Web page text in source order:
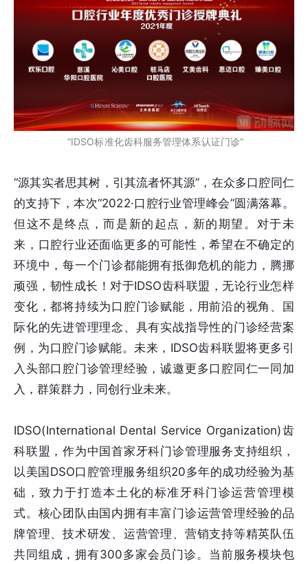
“IDSO标准化齿科服务管理体系认证门诊”
“源其实者思其树，引其流者怀其源”，在众多口腔同仁
的支持下，本次“2022·口腔行业管理峰会”圆满落幕。
但这不是终点，而是新的起点，新的期望。对于未
来，口腔行业还面临更多的可能性，希望在不确定的
环境中，每一个门诊都能拥有抵御危机的能力，腾挪
顽强，韧性成长！对于IDSO齿科联盟，无论行业怎样
变化，都将持续为口腔门诊赋能，用前沿的视角、国
际化的先进管理理念、具有实战指导性的门诊经营案
例，为口腔门诊赋能。未来，IDSO齿科联盟将更多引
入头部口腔门诊管理经验，诚邀更多口腔同仁一同加
入，群策群力，同创行业未来。
IDSO(International Dental Service Organization)齿
科联盟，作为中国首家牙科门诊管理服务支持组织，
以美国DSO口腔管理服务组织20多年的成功经验为基
础，致力于打造本土化的标准牙科门诊运营管理模
式。核心团队由国内拥有丰富门诊运营管理经验的品
牌管理、技术研发、运营管理、营销支持等精英队伍
共同组成，拥有300多家会员门诊。当前服务模块包